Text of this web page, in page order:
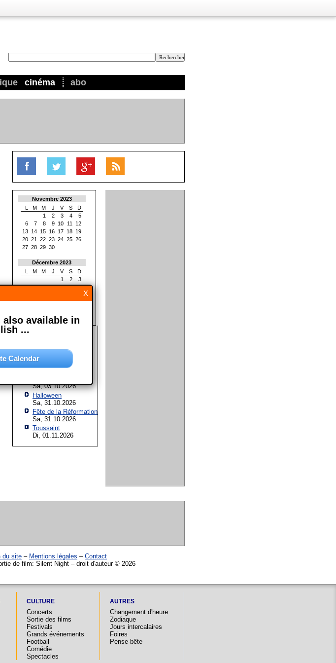
cinéma abo
Novembre 2023
L
M M J V S
D
1
2 3 4
5
6
7 8 9 10 11
12
13 14 15 16 17 18 19
20 21 22 23 24 25 26
27 28 29 30
Décembre 2023
L
M M J V S
D
1
2
3
4
5 6 7 8 9 10
18 19 20 21 22 23 24
Les prochaines fêtes et
Assomption de Marie
Sa, 15.08.2026
Sa, 03.10.2026
Halloween
Sa, 31.10.2026
Fête de la Réformation
Sa, 31.10.2026
Toussaint
Di, 01.11.2026
du site – Mentions légales – Contact
de film: Silent Night – droit d'auteur © 2026
CULTURE
Concerts
Sortie des films
Festivals
Grands événements
Football
Comédie
Spectacles
AUTRES
Changement d'heure
Zodiaque
Jours intercalaires
Foires
Pense-bête
X
available in
...
Calendar